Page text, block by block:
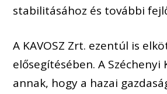
stabilitásához és további
A KAVOSZ Zrt. ezentúl is
elősegítésében. A
annak, hogy a hazai